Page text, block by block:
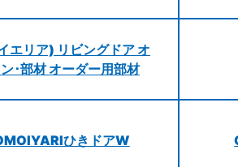
エリア) リビングドア オ
･部材 オーダー用部材
ひきドアW